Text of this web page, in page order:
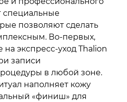
специальные
позволяют сделать
Во-первых,
экспресс-уход Thalion
записи
в любой зоне.
наполняет кожу
«финиш» для